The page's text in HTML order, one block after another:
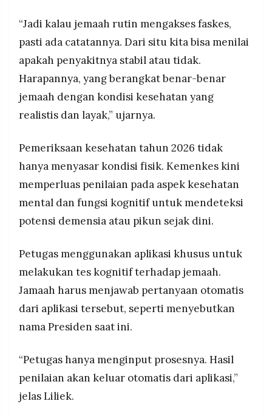
“Jadi kalau jemaah rutin mengakses faskes,
pasti ada catatannya. Dari situ kita bisa menilai
apakah penyakitnya stabil atau tidak.
Harapannya, yang berangkat benar-benar
jemaah dengan kondisi kesehatan yang
realistis dan layak,” ujarnya.
Pemeriksaan kesehatan tahun 2026 tidak
hanya menyasar kondisi fisik. Kemenkes kini
memperluas penilaian pada aspek kesehatan
mental dan fungsi kognitif untuk mendeteksi
potensi demensia atau pikun sejak dini.
Petugas menggunakan aplikasi khusus untuk
melakukan tes kognitif terhadap jemaah.
Jamaah harus menjawab pertanyaan otomatis
dari aplikasi tersebut, seperti menyebutkan
nama Presiden saat ini.
“Petugas hanya menginput prosesnya. Hasil
penilaian akan keluar otomatis dari aplikasi,”
jelas Liliek.